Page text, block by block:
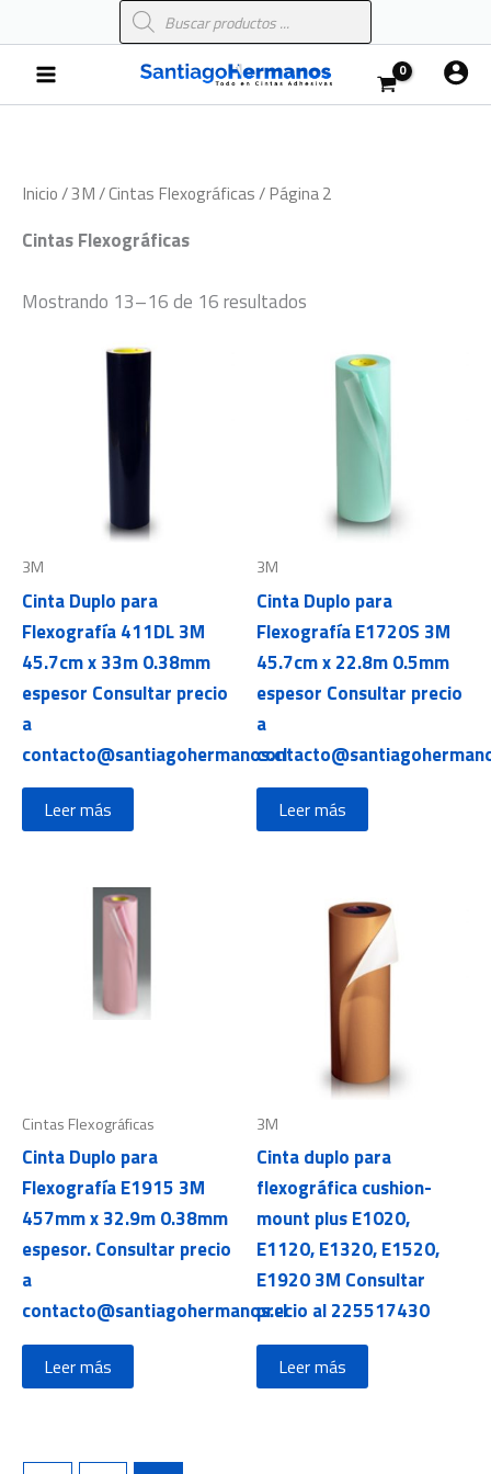
al
contenido
Búsqueda
de
Main
Menu
Inicio/3M/Cintas Flexográficas/ Página 2
Cintas Flexográficas
Mostrando 13–16 de 16 resultados
3M
Cinta Duplo para
Flexografía 411DL 3M
45.7cm x 33m 0.38mm
espesor Consultar precio
a
contacto@santiagohermanos.cl
Leer más
3M
Cinta Duplo para
Flexografía E1720S 3M
45.7cm x 22.8m 0.5mm
espesor Consultar precio
a
Leer más
Cintas Flexográficas
Cinta Duplo para
Flexografía E1915 3M
457mm x 32.9m 0.38mm
espesor. Consultar precio
a
contacto@santiagohermanos.cl
Leer más
3M
Cinta duplo para
flexográfica cushion-
mount plus E1020,
E1120, E1320, E1520,
E1920 3M Consultar
precio al 225517430
Leer más